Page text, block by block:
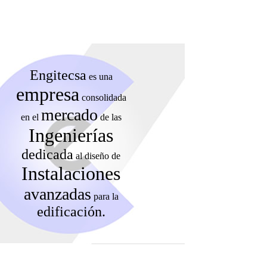
Engitecsa es una
empresa consolidada
en el mercadode las
Ingenierías
dedicada al diseño de
Instalaciones
avanzadas para la
edificación.